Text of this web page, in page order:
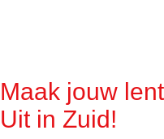
Maak jouw
Uit in Zuid!